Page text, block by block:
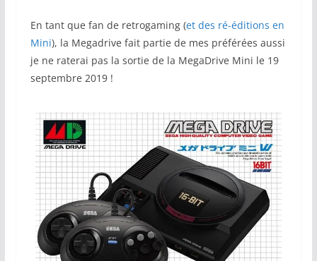
En tant que fan de retrogaming (et des ré-éditions en
Mini), la Megadrive fait partie de mes préférées aussi
je ne raterai pas la sortie de la MegaDrive Mini le 19
septembre 2019 !